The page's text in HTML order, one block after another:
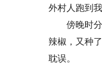
外村人跑到
傍晚时分
辣椒，又种
耽误。